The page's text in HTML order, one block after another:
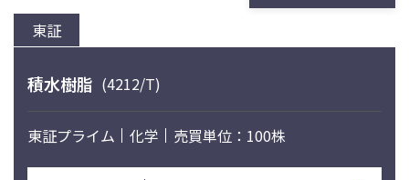
東証
積水樹脂 (4212/T)
東証プライム 化学 売買単位：100株